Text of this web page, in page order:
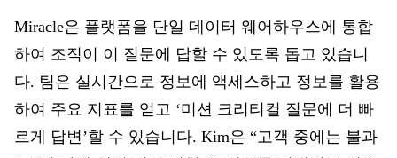
Miracle은 플랫폼을 단일 데이터 웨어하우스에 통합
하여 조직이 이 질문에 답할 수 있도록 돕고 있습니
다. 팀은 실시간으로 정보에 액세스하고 정보를 활용
하여 주요 지표를 얻고 ‘미션 크리티컬 질문에 더 빠
르게 답변’할 수 있습니다. Kim은 “고객 중에는 불과